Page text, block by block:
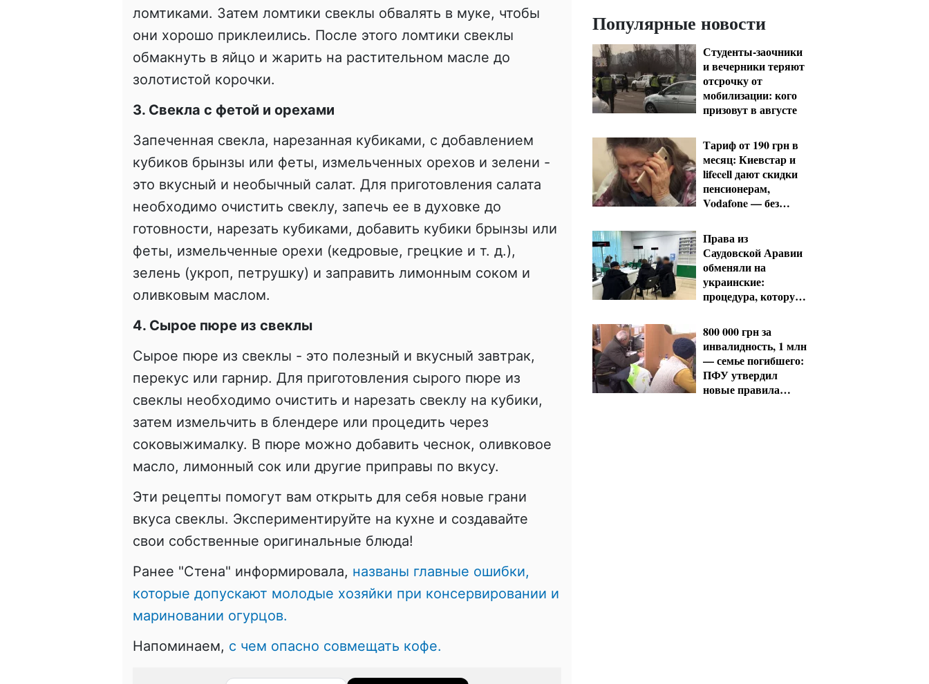
ломтиками. Затем ломтики свеклы обвалять в муке, чтобы
они хорошо приклеились. После этого ломтики свеклы
обмакнуть в яйцо и жарить на растительном масле до
золотистой корочки.
3. Свекла с фетой и орехами
Запеченная свекла, нарезанная кубиками, с добавлением
кубиков брынзы или феты, измельченных орехов и зелени -
это вкусный и необычный салат. Для приготовления салата
необходимо очистить свеклу, запечь ее в духовке до
готовности, нарезать кубиками, добавить кубики брынзы или
феты, измельченные орехи (кедровые, грецкие и т. д.),
зелень (укроп, петрушку) и заправить лимонным соком и
оливковым маслом.
4. Сырое пюре из свеклы
Сырое пюре из свеклы - это полезный и вкусный завтрак,
перекус или гарнир. Для приготовления сырого пюре из
свеклы необходимо очистить и нарезать свеклу на кубики,
затем измельчить в блендере или процедить через
соковыжималку. В пюре можно добавить чеснок, оливковое
масло, лимонный сок или другие приправы по вкусу.
Эти рецепты помогут вам открыть для себя новые грани
вкуса свеклы. Экспериментируйте на кухне и создавайте
свои собственные оригинальные блюда!
Ранее "Стена" информировала, названы главные ошибки,
которые допускают молодые хозяйки при консервировании и
мариновании огурцов.
Напоминаем, с чем опасно совмещать кофе.
Популярные новости
Студенты-заочники
и вечерники теряют
отсрочку от
мобилизации: кого
призовут в августе
Тариф от 190 грн в
месяц: Киевстар и
lifecell дают скидки
пенсионерам,
Vodafone — без
Права из
Саудовской Аравии
обменяли на
украинские:
процедура, которую
водителям
800 000 грн за
инвалидность, 1 млн
— семье погибшего:
ПФУ утвердил
новые правила